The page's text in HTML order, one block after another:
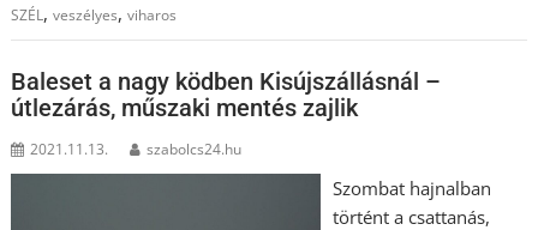
SZÉL,veszélyes,viharos
Baleset a nagy ködben Kisújszállásnál –
útlezárás, műszaki mentés zajlik
2021.11.13. szabolcs24.hu
Szombat hajnalban
történt a csattanás,